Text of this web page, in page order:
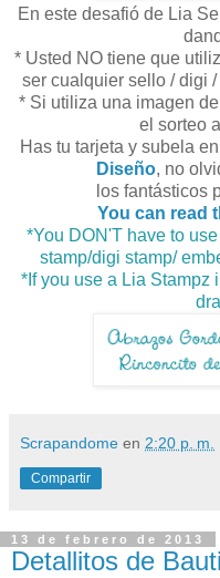
En este desafió de Lia
* Usted NO tiene que
ser cualquier sello / digi
* Si utiliza una imagen
el sorteo
Has tu tarjeta y subela
Diseño, no
los fantásticos
You can read
*You DON'T have to
stamp/digi stamp/
*If you use a Lia Stampz
Scrapandome en 2:20 p. m.
Compartir
13 de febrero de 2013
Detallitos de